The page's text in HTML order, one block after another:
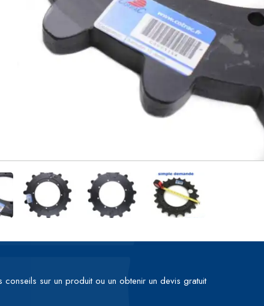
conseils sur un produit ou un obtenir un devis gratuit